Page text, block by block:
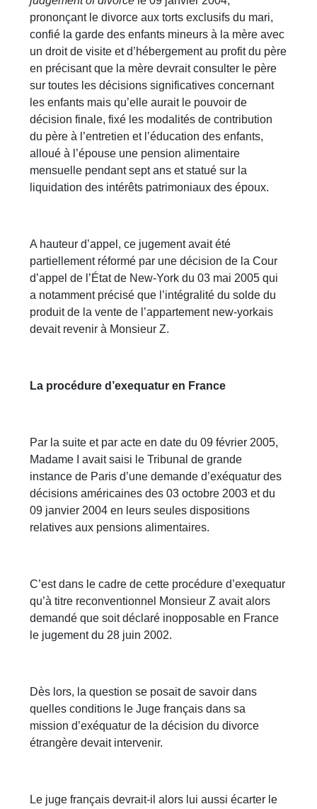
prononçant le divorce aux torts exclusifs du mari,
confié la garde des enfants mineurs à la mère avec
un droit de visite et d’hébergement au profit du père
en précisant que la mère devrait consulter le père
sur toutes les décisions significatives concernant
les enfants mais qu’elle aurait le pouvoir de
décision finale, fixé les modalités de contribution
du père à l’entretien et l’éducation des enfants,
alloué à l’épouse une pension alimentaire
mensuelle pendant sept ans et statué sur la
liquidation des intérêts patrimoniaux des époux.
A hauteur d’appel, ce jugement avait été
partiellement réformé par une décision de la Cour
d’appel de l’État de New-York du 03 mai 2005 qui
a notamment précisé que l’intégralité du solde du
produit de la vente de l’appartement new-yorkais
devait revenir à Monsieur Z.
La procédure d’exequatur en France
Par la suite et par acte en date du 09 février 2005,
Madame I avait saisi le Tribunal de grande
instance de Paris d’une demande d’exéquatur des
décisions américaines des 03 octobre 2003 et du
09 janvier 2004 en leurs seules dispositions
relatives aux pensions alimentaires.
C’est dans le cadre de cette procédure d’exequatur
qu’à titre reconventionnel Monsieur Z avait alors
demandé que soit déclaré inopposable en France
le jugement du 28 juin 2002.
Dès lors, la question se posait de savoir dans
quelles conditions le Juge français dans sa
mission d’exéquatur de la décision du divorce
étrangère devait intervenir.
Le juge français devrait-il alors lui aussi écarter le